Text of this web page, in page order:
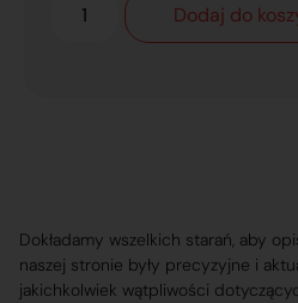
Dodaj do
Dokładamy wszelkich starań, aby
naszej stronie były precyzyjne i
jakichkolwiek wątpliwości